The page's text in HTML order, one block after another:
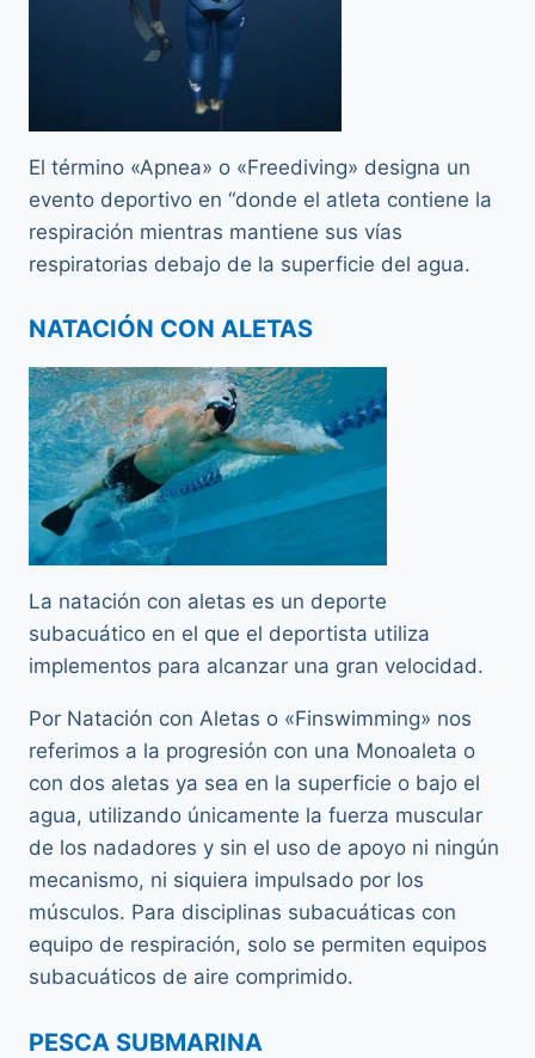
El término «Apnea» o «Freediving» designa un
evento deportivo en “donde el atleta contiene la
respiración mientras mantiene sus vías
respiratorias debajo de la superficie del agua.
NATACIÓN CON ALETAS
La natación con aletas es un deporte
subacuático en el que el deportista utiliza
implementos para alcanzar una gran velocidad.
Por Natación con Aletas o «Finswimming» nos
referimos a la progresión con una Monoaleta o
con dos aletas ya sea en la superficie o bajo el
agua, utilizando únicamente la fuerza muscular
de los nadadores y sin el uso de apoyo ni ningún
mecanismo, ni siquiera impulsado por los
músculos. Para disciplinas subacuáticas con
equipo de respiración, solo se permiten equipos
subacuáticos de aire comprimido.
PESCA SUBMARINA